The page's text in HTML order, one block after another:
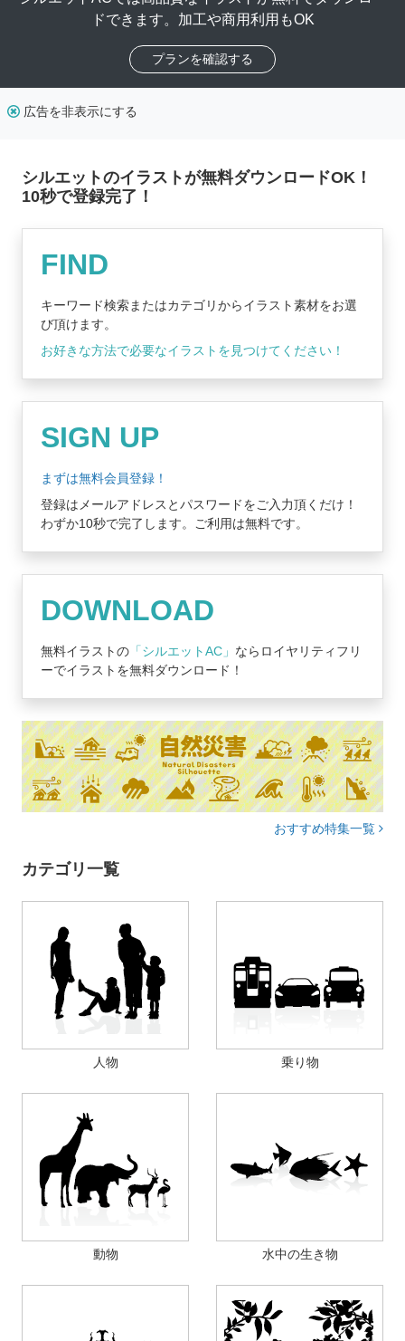
ドできます。加工や商用利用もOK
プランを確認する
広告を非表示にする
シルエットのイラストが無料ダウンロードOK！
10秒で登録完了！
FIND
キーワード検索またはカテゴリからイラスト素材をお選
び頂けます。
お好きな方法で必要なイラストを見つけてください！
SIGN UP
まずは無料会員登録！
登録はメールアドレスとパスワードをご入力頂くだけ！
わずか10秒で完了します。ご利用は無料です。
DOWNLOAD
無料イラストの 「シルエットAC」 ならロイヤリティフリ
ーでイラストを無料ダウンロード！
おすすめ特集一覧
カテゴリ一覧
人物 乗り物
動物 水中の生き物